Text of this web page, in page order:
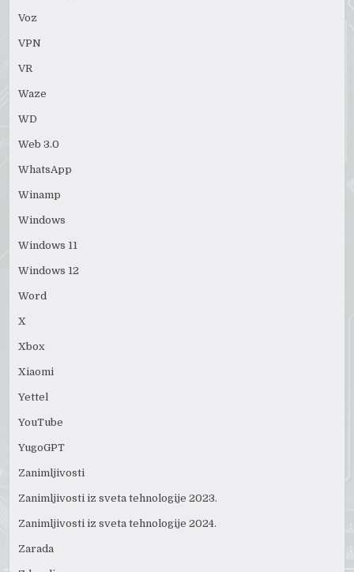
Voz
VPN
VR
Waze
WD
Web 3.0
WhatsApp
Winamp
Windows
Windows 11
Windows 12
Word
X
Xbox
Xiaomi
Yettel
YouTube
YugoGPT
Zanimljivosti
Zanimljivosti iz sveta tehnologije 2023.
Zanimljivosti iz sveta tehnologije 2024.
Zarada